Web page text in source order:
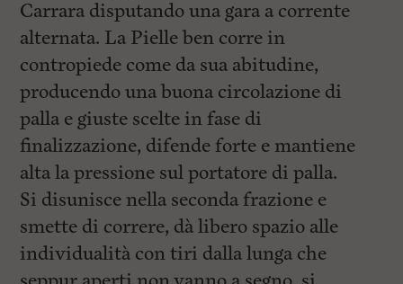
Carrara disputando una gara a corrente
alternata. La Pielle ben corre in
contropiede come da sua abitudine,
producendo una buona circolazione di
palla e giuste scelte in fase di
finalizzazione, difende forte e mantiene
alta la pressione sul portatore di palla.
Si disunisce nella seconda frazione e
smette di correre, dà libero spazio alle
individualità con tiri dalla lunga che